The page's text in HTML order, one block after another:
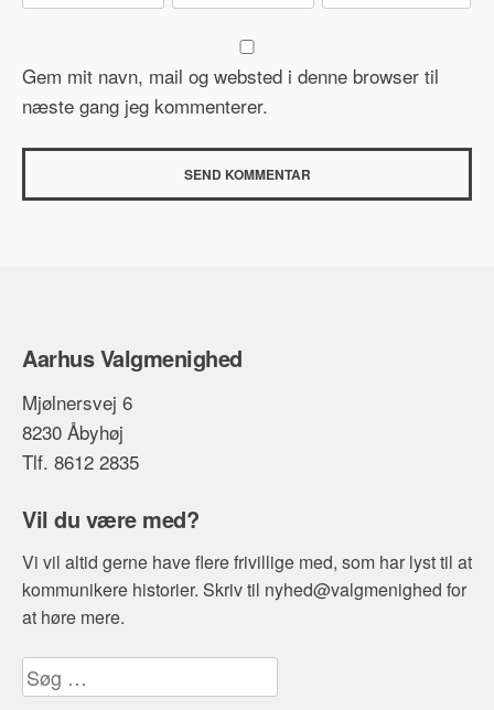
Gem mit navn, mail og websted i denne browser til
næste gang jeg kommenterer.
Aarhus Valgmenighed
Mjølnersvej 6
8230 Åbyhøj
Tlf. 8612 2835
Vil du være med?
Vi vil altid gerne have flere frivillige med, som har lyst til at
kommunikere historier. Skriv til nyhed@valgmenighed for
at høre mere.
Søg
efter: